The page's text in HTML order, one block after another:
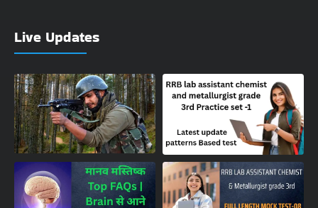
Live Updates